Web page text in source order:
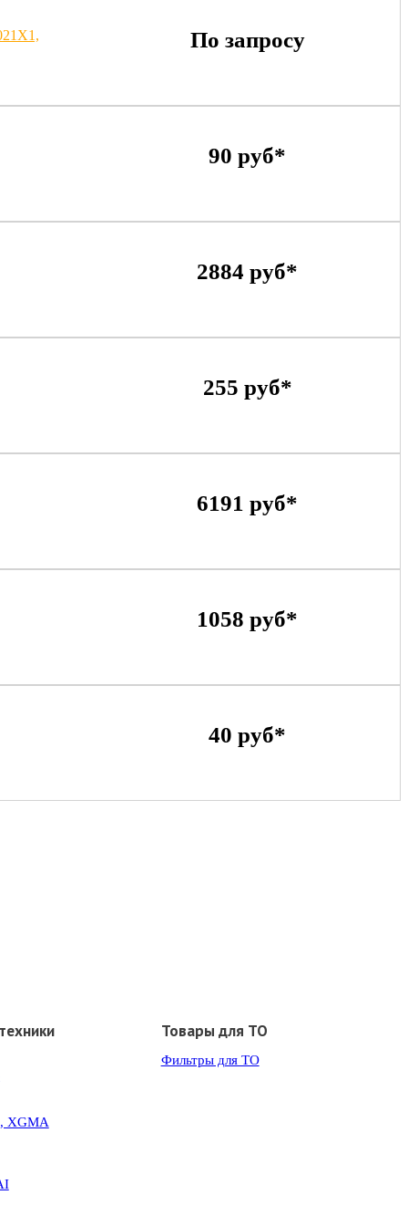
По запросу
90 руб*
2884 руб*
255 руб*
6191 руб*
1058 руб*
40 руб*
XGMA
Товары для ТО
Фильтры для ТО